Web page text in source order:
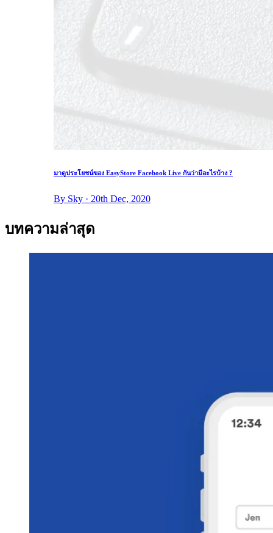
มาดูประโยชน์ของ EasyStore Facebook Live กันว่ามีอะไรบ้าง ?
By Sky · 20th Dec, 2020
บทความล่าสุด